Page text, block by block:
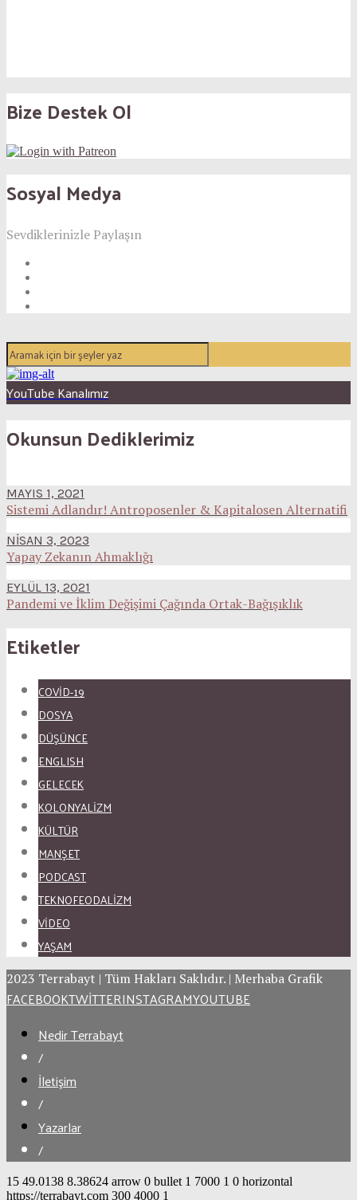
Bize Destek Ol
Sosyal Medya
Sevdiklerinizle Paylaşın
YouTube Kanalımız
Okunsun Dediklerimiz
MAYIS 1, 2021
Sistemi Adlandır! Antroposenler & Kapitalosen Alternatifi
NISAN 3, 2023
Yapay Zekanın Ahmaklığı
EYLÜL 13, 2021
Pandemi ve İklim Değişimi Çağında Ortak-Bağışıklık
Etiketler
COVID-19
DOSYA
DÜŞÜNCE
ENGLISH
GELECEK
KOLONYALİZM
KÜLTÜR
MANŞET
PODCAST
TEKNOFEODALİZM
VİDEO
YAŞAM
2023 Terrabayt | Tüm Hakları Saklıdır. | Merhaba Grafik
FACEBOOKTWITTERINSTAGRAMYOUTUBE
Nedir Terrabayt
/
İletişim
/
Yazarlar
/
15 49.0138 8.38624 arrow 0 bullet 1 7000 1 0 horizontal
https://terrabayt.com 300 4000 1